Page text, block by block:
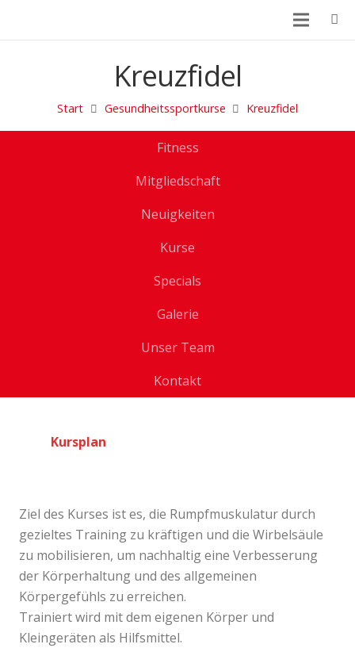
Kreuzfidel
Start Gesundheitssportkurse Kreuzfidel
Fitness
Mitgliedschaft
Neuigkeiten
Kurse
Specials
Galerie
Unser Team
Kontakt
Kursplan
Ziel des Kurses ist es, die Rumpfmuskulatur durch
gezieltes Training zu kräftigen und die Wirbelsäule
zu mobilisieren, um nachhaltig eine Verbesserung
der Körperhaltung und des allgemeinen
Körpergefühls zu erreichen.
Trainiert wird mit dem eigenen Körper und
Kleingeräten als Hilfsmittel.